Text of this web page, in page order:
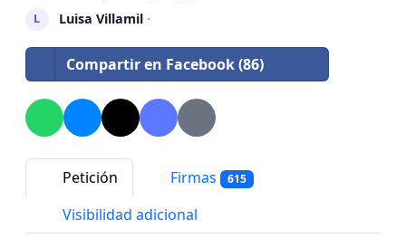
L Luisa Villamil·
Compartir en Facebook (86)
Petición Firmas 615
Visibilidad adicional